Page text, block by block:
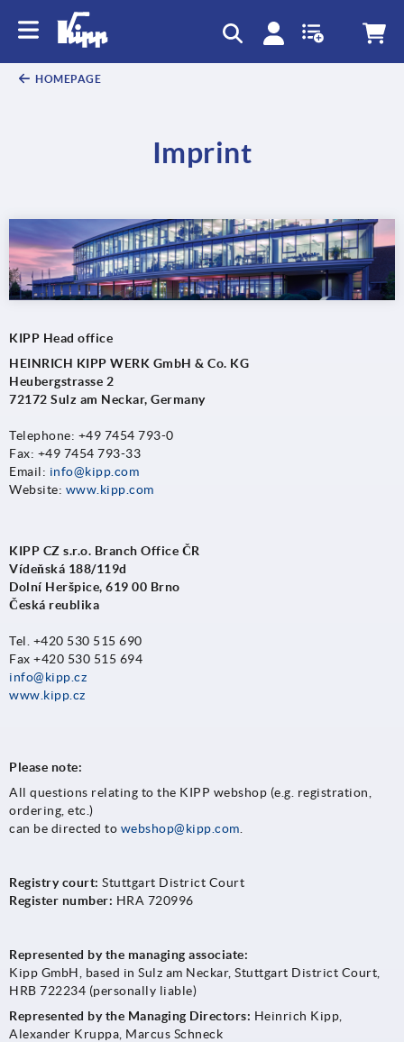
HOMEPAGE
Imprint
KIPP Head office
HEINRICH KIPP WERK GmbH & Co. KG
Heubergstrasse 2
72172 Sulz am Neckar, Germany
Telephone: +49 7454 793-0
Fax: +49 7454 793-33
Email: info@kipp.com
Website: www.kipp.com
KIPP CZ s.r.o. Branch Office ČR
Vídeňská 188/119d
Dolní Heršpice, 619 00 Brno
Česká reublika
Tel. +420 530 515 690
Fax +420 530 515 694
info@kipp.cz
www.kipp.cz
Please note:
All questions relating to the KIPP webshop (e.g. registration,
ordering, etc.)
can be directed to webshop@kipp.com
Registry court: Stuttgart District Court
Register number: HRA 720996
Represented by the managing associate:
Kipp GmbH, based in Sulz am Neckar, Stuttgart District Court,
HRB 722234 (personally liable)
Represented by the Managing Directors: Heinrich Kipp,
Alexander Kruppa, Marcus Schneck